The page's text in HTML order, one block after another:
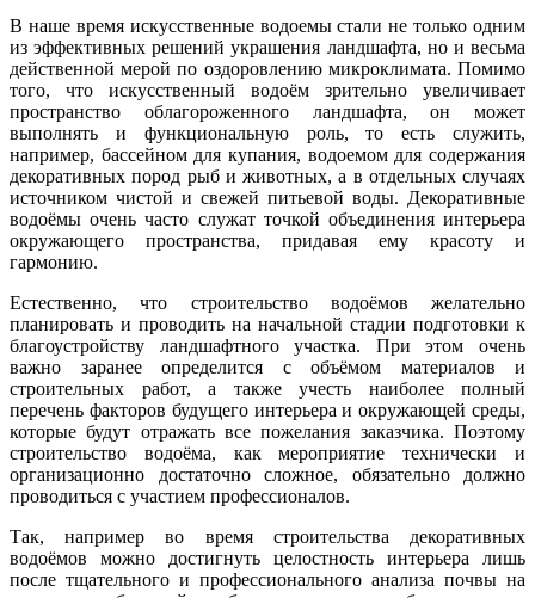
В наше время искусственные водоемы стали не только одним
из эффективных решений украшения ландшафта, но и весьма
действенной мерой по оздоровлению микроклимата. Помимо
того, что искусственный водоём зрительно увеличивает
пространство облагороженного ландшафта, он может
выполнять и функциональную роль, то есть служить,
например, бассейном для купания, водоемом для содержания
декоративных пород рыб и животных, а в отдельных случаях
источником чистой и свежей питьевой воды. Декоративные
водоёмы очень часто служат точкой объединения интерьера
окружающего пространства, придавая ему красоту и
гармонию.
Естественно, что строительство водоёмов желательно
планировать и проводить на начальной стадии подготовки к
благоустройству ландшафтного участка. При этом очень
важно заранее определится с объёмом материалов и
строительных работ, а также учесть наиболее полный
перечень факторов будущего интерьера и окружающей среды,
которые будут отражать все пожелания заказчика. Поэтому
строительство водоёма, как мероприятие технически и
организационно достаточно сложное, обязательно должно
проводиться с участием профессионалов.
Так, например во время строительства декоративных
водоёмов можно достигнуть целостность интерьера лишь
после тщательного и профессионального анализа почвы на